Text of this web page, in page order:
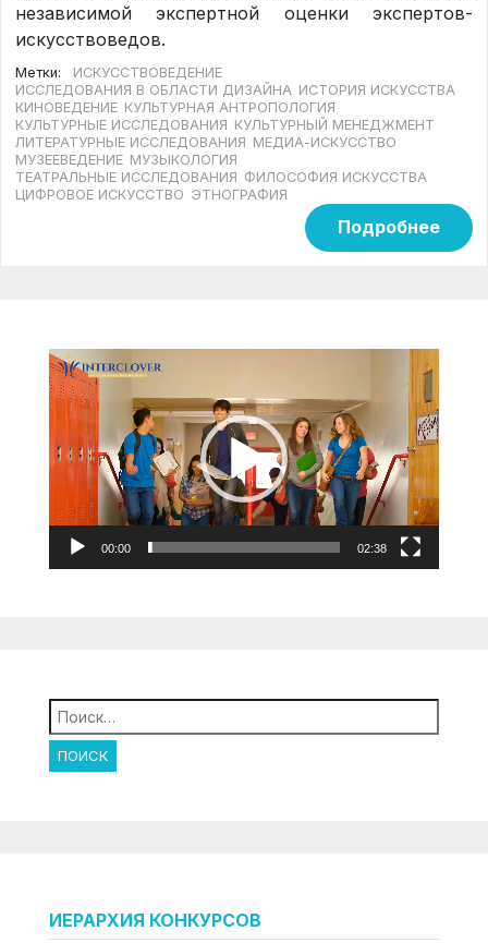
независимой экспертной оценки экспертов-
искусствоведов.
Метки:
ИСКУССТВОВЕДЕНИЕ
ИССЛЕДОВАНИЯ В ОБЛАСТИ ДИЗАЙНА ИСТОРИЯ ИСКУССТВА
КИНОВЕДЕНИЕ КУЛЬТУРНАЯ АНТРОПОЛОГИЯ
КУЛЬТУРНЫЕ ИССЛЕДОВАНИЯ КУЛЬТУРНЫЙ МЕНЕДЖМЕНТ
ЛИТЕРАТУРНЫЕ ИССЛЕДОВАНИЯ МЕДИА-ИСКУССТВО
МУЗЕЕВЕДЕНИЕ МУЗЫКОЛОГИЯ
ТЕАТРАЛЬНЫЕ ИССЛЕДОВАНИЯ ФИЛОСОФИЯ ИСКУССТВА
ЦИФРОВОЕ ИСКУССТВО ЭТНОГРАФИЯ
Подробнее
Видеоплеер
00:00 02:38
Найти:
ИЕРАРХИЯ КОНКУРСОВ